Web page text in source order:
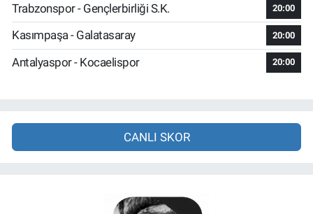
Trabzonspor - Gençlerbirliği S.K. 20:00
Kasımpaşa - Galatasaray 20:00
Antalyaspor - Kocaelispor 20:00
CANLI SKOR